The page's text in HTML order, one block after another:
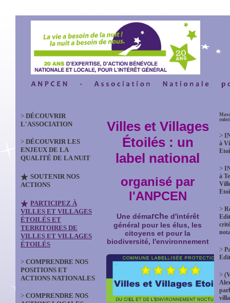
> DÉCOUVRIR
L'ASSOCIATION
> DÉCOUVRIR LES
ENJEUX DE LA
QUALITÉ DE LA NUIT
SOUTENIR NOS
ACTIONS
PARTICIPEZ À
VILLES ET VILLAGES
ÉTOILÉS ET
TERRITOIRES DE
VILLES ET VILLAGES
ÉTOILÉS
> COMPRENDRE NOS
POSITIONS ET
ACTIONS NATIONALES
> COMPRENDRE NOS
Villes et Villages
Étoilés : un
label national
organisé par
l'ANPCEN
Une démarche d'intérêt
général pour les élus, les
citoyens et pour la
biodiversité, l'environnement
>
à
>
à
>
>
>